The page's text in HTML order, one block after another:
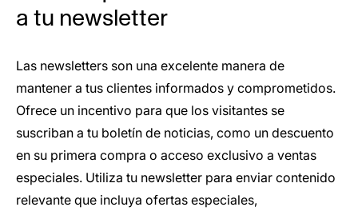
a tu newsletter
Las newsletters son una excelente manera de
mantener a tus clientes informados y comprometidos.
Ofrece un incentivo para que los visitantes se
suscriban a tu boletín de noticias, como un descuento
en su primera compra o acceso exclusivo a ventas
especiales. Utiliza tu newsletter para enviar contenido
relevante que incluya ofertas especiales,